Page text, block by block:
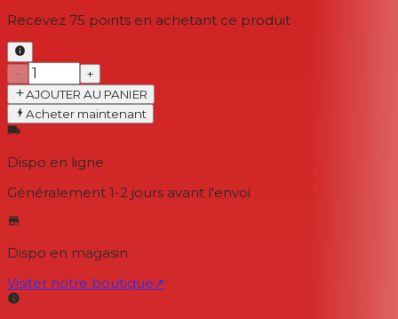
Recevez 75 points en achetant ce produit
−
+
AJOUTER AU PANIER
Acheter maintenant
Dispo en ligne
Généralement 1-2 jours avant l'envoi
Dispo en magasin
Visiter notre boutique↗